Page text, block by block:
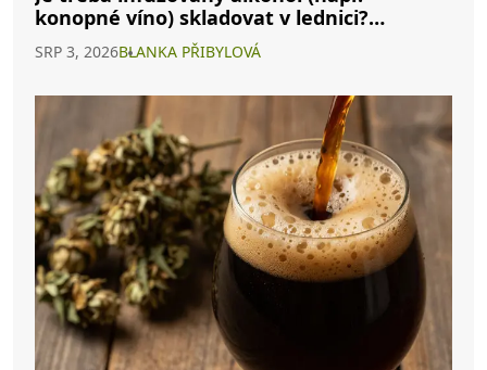
konopné víno) skladovat v lednici?
Kompletní průvodce
SRP 3, 2026BLANKA PŘIBYLOVÁ